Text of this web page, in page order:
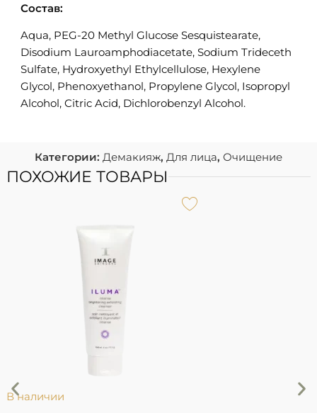
Состав:
Aqua, PEG-20 Methyl Glucose Sesquistearate,
Disodium Lauroamphodiacetate, Sodium Trideceth
Sulfate, Hydroxyethyl Ethylcellulose, Hexylene
Glycol, Phenoxyethanol, Propylene Glycol, Isopropyl
Alcohol, Citric Acid, Dichlorobenzyl Alcohol.
Категории: Демакияж, Для лица, Очищение
ПОХОЖИЕ ТОВАРЫ
В наличии